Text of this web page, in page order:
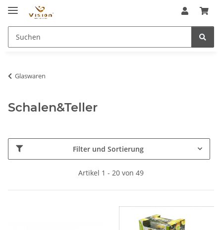
Glaswaren
Schalen&Teller
Filter und Sortierung
Artikel 1 - 20 von 49